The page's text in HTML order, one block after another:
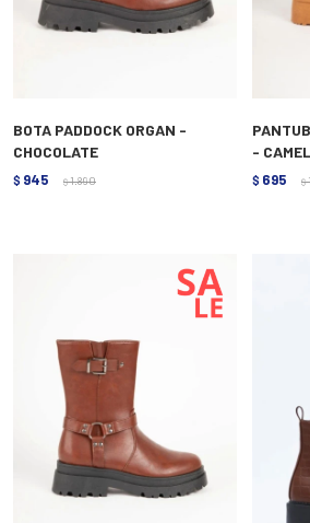
BOTA PADDOCK ORGAN -
CHOCOLATE
$ 945 $ 1.890
- CAMEL
$ 695 $